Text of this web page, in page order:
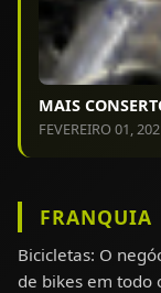
MAIS
FEVEREIRO 01,
FRANQUIA
Bicicletas: O
de bikes em todo